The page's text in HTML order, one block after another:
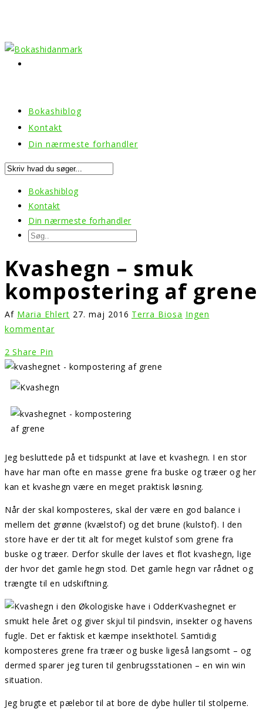
Bokashiblog
Kontakt
Din nærmeste forhandler
Bokashiblog
Kontakt
Din nærmeste forhandler
Kvashegn – smuk
kompostering af grene
Af Maria Ehlert 27. maj 2016 Terra Biosa Ingen
kommentar
2 Share Pin
Jeg besluttede på et tidspunkt at lave et kvashegn. I en stor
have har man ofte en masse grene fra buske og træer og her
kan et kvashegn være en meget praktisk løsning.
Når der skal komposteres, skal der være en god balance i
mellem det grønne (kvælstof) og det brune (kulstof). I den
store have er der tit alt for meget kulstof som grene fra
buske og træer. Derfor skulle der laves et flot kvashegn, lige
der hvor det gamle hegn stod. Det gamle hegn var rådnet og
trængte til en udskiftning.
Kvashegnet er
smukt hele året og giver skjul til pindsvin, insekter og havens
fugle. Det er faktisk et kæmpe insekthotel. Samtidig
komposteres grene fra træer og buske ligeså langsomt – og
dermed sparer jeg turen til genbrugsstationen – en win win
situation.
Jeg brugte et pælebor til at bore de dybe huller til stolperne.